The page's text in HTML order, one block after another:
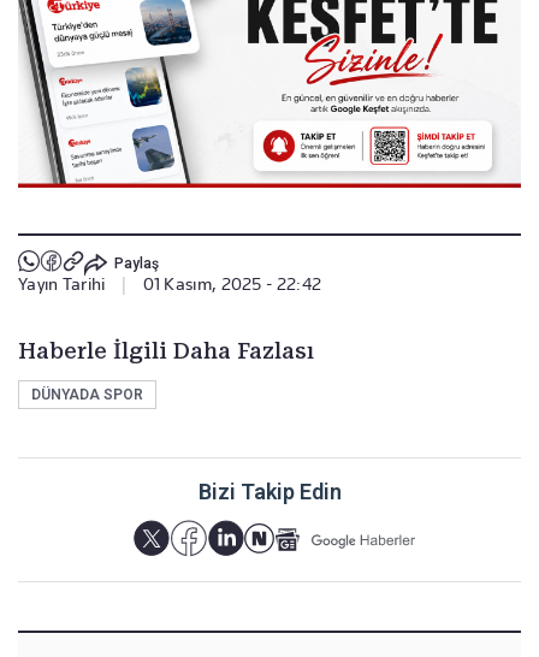
Paylaş
Yayın Tarihi 01 Kasım, 2025 - 22:42
Haberle İlgili Daha Fazlası
DÜNYADA SPOR
Bizi Takip Edin